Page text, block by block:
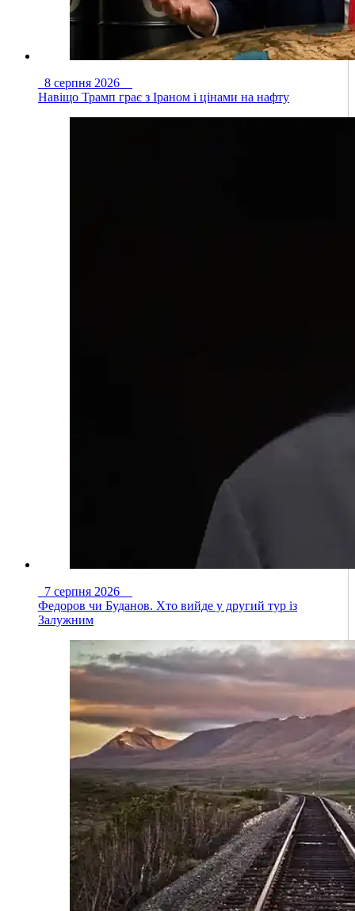
8 серпня 2026
Навіщо Трамп грає з Іраном і цінами на нафту
7 серпня 2026
Федоров чи Буданов. Хто вийде у другий тур із
Залужним